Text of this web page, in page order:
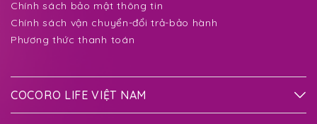
Chính sách bảo mật thông tin
Chính sách vận chuyển-đổi trả-bảo hành
Phương thức thanh toán
COCORO LIFE VIỆT NAM